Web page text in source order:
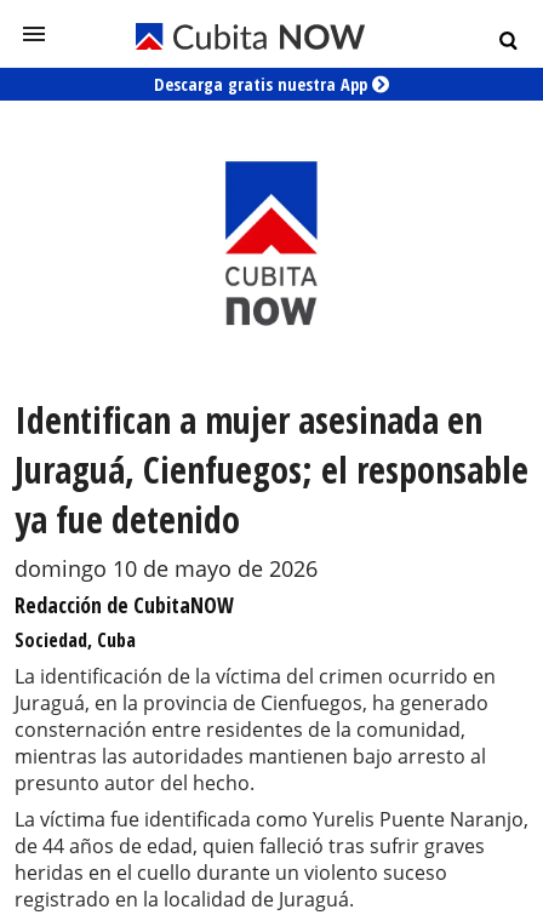
Descarga gratis nuestra App
Identifican a mujer asesinada en
Juraguá, Cienfuegos; el responsable
ya fue detenido
domingo 10 de mayo de 2026
Redacción de CubitaNOW
Sociedad, Cuba
La identificación de la víctima del crimen ocurrido en
Juraguá, en la provincia de Cienfuegos, ha generado
consternación entre residentes de la comunidad,
mientras las autoridades mantienen bajo arresto al
presunto autor del hecho.
La víctima fue identificada como Yurelis Puente Naranjo,
de 44 años de edad, quien falleció tras sufrir graves
heridas en el cuello durante un violento suceso
registrado en la localidad de Juraguá.